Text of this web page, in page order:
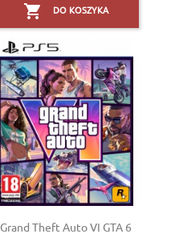
 DO KOSZYKA
Grand Theft Auto VI GTA 6